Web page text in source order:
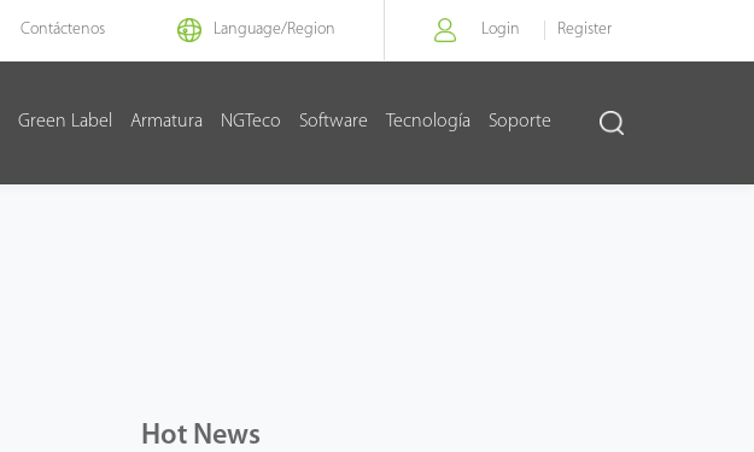
Contáctenos Language/Region Login Register
Green Label Armatura NGTeco Software Tecnología Soporte
Hot News